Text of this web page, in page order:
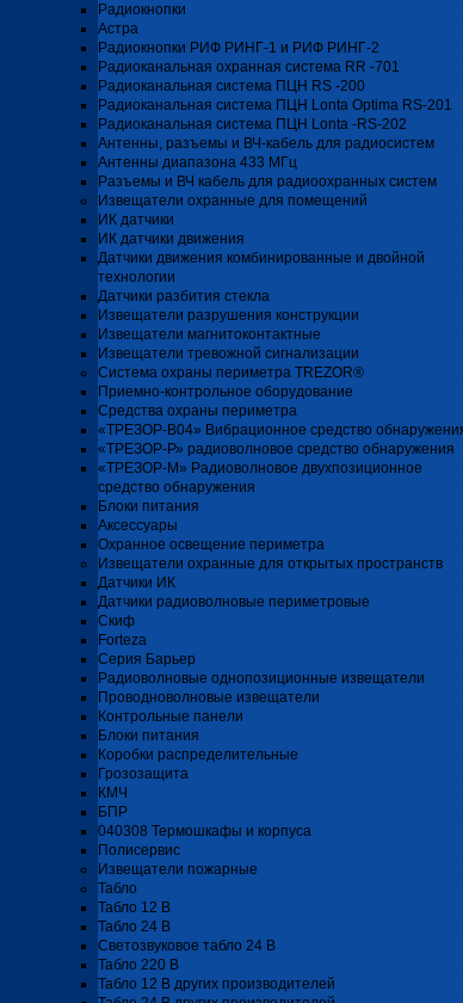
Радиокнопки
Астра
Радиокнопки РИФ РИНГ-1 и РИФ РИНГ-2
Радиоканальная охранная система RR -701
Радиоканальная система ПЦН RS -200
Радиоканальная система ПЦН Lonta Optima RS-201
Радиоканальная система ПЦН Lonta -RS-202
Антенны, разъемы и ВЧ-кабель для радиосистем
Антенны диапазона 433 МГц
Разъемы и ВЧ кабель для радиоохранных систем
Извещатели охранные для помещений
ИК датчики
ИК датчики движения
Датчики движения комбинированные и двойной
технологии
Датчики разбития стекла
Извещатели разрушения конструкции
Извещатели магнитоконтактные
Извещатели тревожной сигнализации
Система охраны периметра TREZOR®
Приемно-контрольное оборудование
Средства охраны периметра
«ТРЕЗОР-В04» Вибрационное средство
«ТРЕЗОР-Р» радиоволновое средство обнаружения
«ТРЕЗОР-М» Радиоволновое двухпозиционное
средство обнаружения
Блоки питания
Аксессуары
Охранное освещение периметра
Извещатели охранные для открытых пространств
Датчики ИК
Датчики радиоволновые периметровые
Скиф
Forteza
Серия Барьер
Радиоволновые однопозиционные извещатели
Проводноволновые извещатели
Контрольные панели
Блоки питания
Коробки распределительные
Грозозащита
КМЧ
БПР
040308 Термошкафы и корпуса
Полисервис
Извещатели пожарные
Табло
Табло 12 В
Табло 24 В
Светозвуковое табло 24 В
Табло 220 В
Табло 12 В других производителей